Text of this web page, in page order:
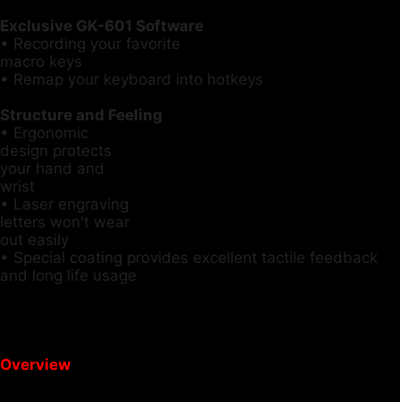
Exclusive GK-601 Software
• Recording your favorite
macro keys
• Remap your keyboard into hotkeys
Structure and Feeling
• Ergonomic
design protects
your hand and
wrist
• Laser engraving
letters won't wear
out easily
• Special coating provides excellent tactile feedback
and long life usage
Overview